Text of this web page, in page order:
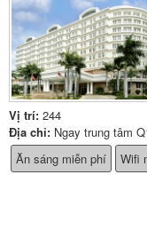
Vị trí: 244
Địa chỉ: Ngay trung tâm
Ăn sáng miễn phí
Wifi